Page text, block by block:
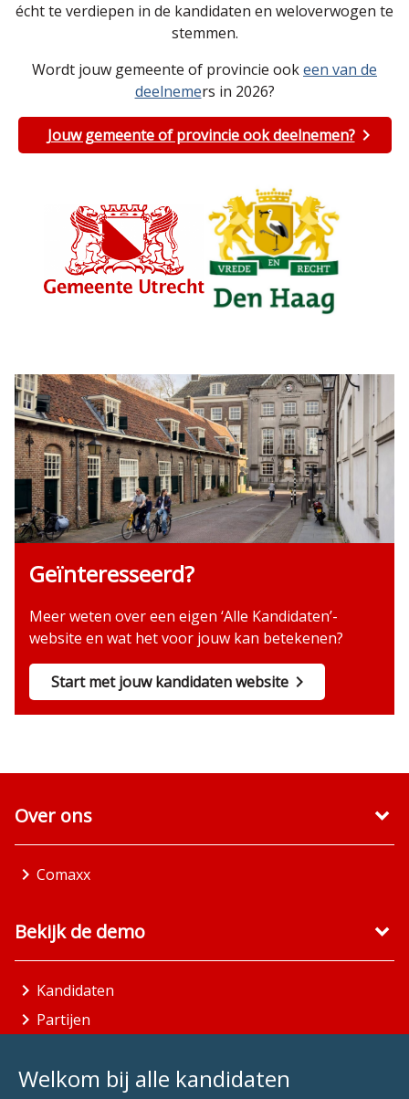
écht te verdiepen in de kandidaten en weloverwogen te
stemmen.
Wordt jouw gemeente of provincie ookeen van de
deelnemers in 2026?
Jouw gemeente of provincie ook deelnemen?
Geïnteresseerd?
Meer weten over een eigen ‘Alle Kandidaten’-
website en wat het voor jouw kan betekenen?
Start met jouw kandidaten website
Welkom bij alle kandidaten
Over ons
Comaxx
Bekijk de demo
Kandidaten
Partijen
Aandachtsgebieden